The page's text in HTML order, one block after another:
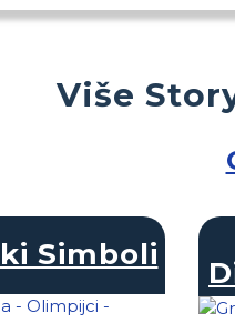
Više
Simboli